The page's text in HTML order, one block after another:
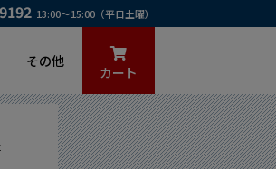
13:00～15:00（平日土曜）
その他
カート